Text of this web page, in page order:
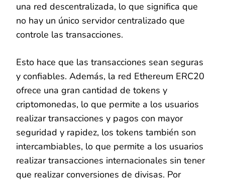
una red descentralizada, lo que significa que
no hay un único servidor centralizado que
controle las transacciones.
Esto hace que las transacciones sean seguras
y confiables. Además, la red Ethereum ERC20
ofrece una gran cantidad de tokens y
criptomonedas, lo que permite a los usuarios
realizar transacciones y pagos con mayor
seguridad y rapidez, los tokens también son
intercambiables, lo que permite a los usuarios
realizar transacciones internacionales sin tener
que realizar conversiones de divisas. Por